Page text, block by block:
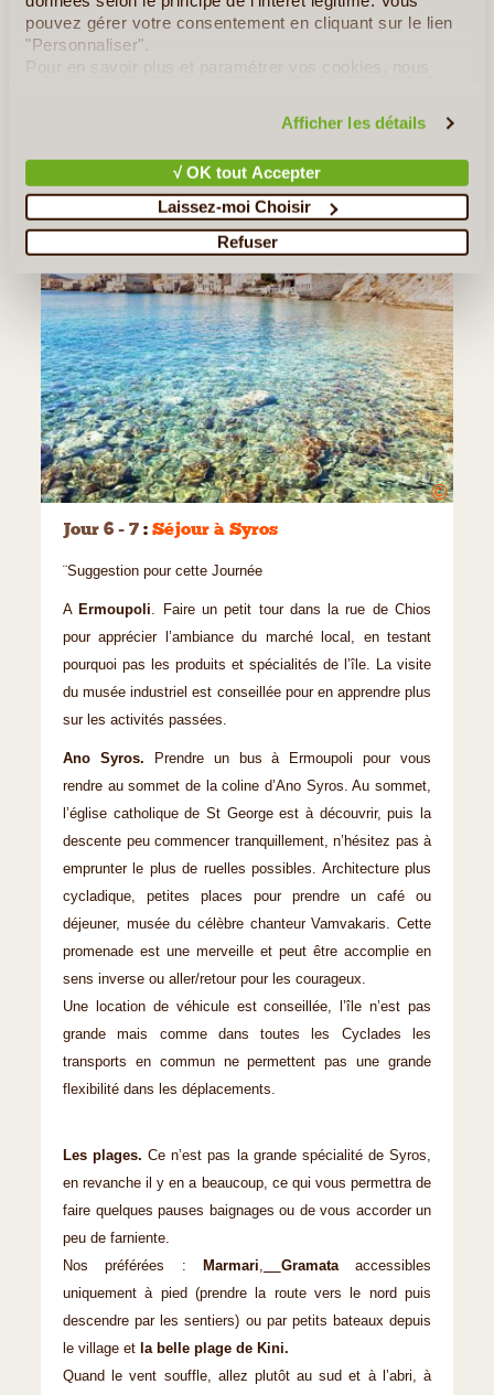
pouvez gérer votre consentement en cliquant sur le lien
"Personnaliser".
Pour en savoir plus et paramétrer vos cookies, nous
Afficher les détails
√ OK tout Accepter
Laissez-moi Choisir
Refuser
©
Jour 6 - 7 : Séjour à Syros
¨Suggestion pour cette Journée
A Ermoupoli. Faire un petit tour dans la rue de Chios
pour apprécier l’ambiance du marché local, en testant
pourquoi pas les produits et spécialités de l’île. La visite
du musée industriel est conseillée pour en apprendre plus
sur les activités passées.
Ano Syros. Prendre un bus à Ermoupoli pour vous
rendre au sommet de la coline d’Ano Syros. Au sommet,
l’église catholique de St George est à découvrir, puis la
descente peu commencer tranquillement, n’hésitez pas à
emprunter le plus de ruelles possibles. Architecture plus
cycladique, petites places pour prendre un café ou
déjeuner, musée du célèbre chanteur Vamvakaris. Cette
promenade est une merveille et peut être accomplie en
sens inverse ou aller/retour pour les courageux.
Une location de véhicule est conseillée, l’île n’est pas
grande mais comme dans toutes les Cyclades les
transports en commun ne permettent pas une grande
flexibilité dans les déplacements.
Les plages.Ce n’est pas la grande spécialité de Syros,
en revanche il y en a beaucoup, ce qui vous permettra de
faire quelques pauses baignages ou de vous accorder un
peu de farniente.
Nos préférées :
Marmari, Gramataaccessibles
uniquement à pied (prendre la route vers le nord puis
descendre par les sentiers) ou par petits bateaux depuis
le village et la belle plage de Kini.
Quand le vent souffle, allez plutôt au sud et à l’abri, à